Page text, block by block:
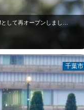
して再オープンしまし…
千葉市